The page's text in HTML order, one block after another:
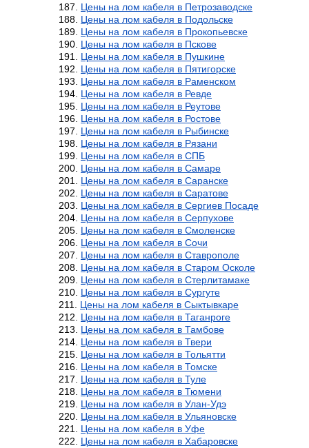
Цены на лом кабеля в Петрозаводске
Цены на лом кабеля в Подольске
Цены на лом кабеля в Прокопьевске
Цены на лом кабеля в Пскове
Цены на лом кабеля в Пушкине
Цены на лом кабеля в Пятигорске
Цены на лом кабеля в Раменском
Цены на лом кабеля в Ревде
Цены на лом кабеля в Реутове
Цены на лом кабеля в Ростове
Цены на лом кабеля в Рыбинске
Цены на лом кабеля в Рязани
Цены на лом кабеля в СПБ
Цены на лом кабеля в Самаре
Цены на лом кабеля в Саранске
Цены на лом кабеля в Саратове
Цены на лом кабеля в Сергиев Посаде
Цены на лом кабеля в Серпухове
Цены на лом кабеля в Смоленске
Цены на лом кабеля в Сочи
Цены на лом кабеля в Ставрополе
Цены на лом кабеля в Старом Осколе
Цены на лом кабеля в Стерлитамаке
Цены на лом кабеля в Сургуте
Цены на лом кабеля в Сыктывкаре
Цены на лом кабеля в Таганроге
Цены на лом кабеля в Тамбове
Цены на лом кабеля в Твери
Цены на лом кабеля в Тольятти
Цены на лом кабеля в Томске
Цены на лом кабеля в Туле
Цены на лом кабеля в Тюмени
Цены на лом кабеля в Улан-Удэ
Цены на лом кабеля в Ульяновске
Цены на лом кабеля в Уфе
Цены на лом кабеля в Хабаровске